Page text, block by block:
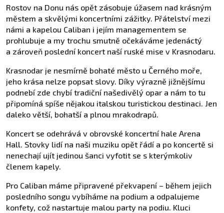
Rostov na Donu nás opět zásobuje úžasem nad krásným
městem a skvělými koncertními zážitky. Přátelství mezi
námi a kapelou Caliban i jejím managementem se
prohlubuje a my trochu smutně očekáváme jedenáctý
a zároveň poslední koncert naší ruské mise v Krasnodaru.
Krasnodar je nesmírně bohaté město u Černého moře,
jeho krása nelze popsat slovy. Díky výrazně jižnějšímu
podnebí zde chybí tradiční našedivělý opar a nám to tu
připomíná spíše nějakou italskou turistickou destinaci. Jen
daleko větší, bohatší a plnou mrakodrapů.
Koncert se odehrává v obrovské koncertní hale Arena
Hall. Stovky lidí na naši muziku opět řádí a po koncertě si
nenechají ujít jedinou šanci vyfotit se s kterýmkoliv
členem kapely.
Pro Caliban máme připravené překvapení – během jejich
posledního songu vybíháme na podium a odpalujeme
konfety, což nastartuje malou party na podiu. Kluci